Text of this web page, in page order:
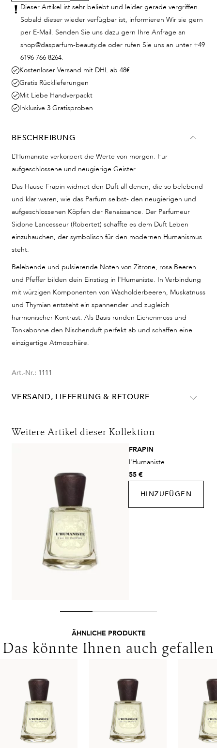
Dieser Artikel ist sehr beliebt und leider gerade vergriffen.
Sobald dieser wieder verfügbar ist, informieren Wir sie gern
per E-Mail. Senden Sie uns dazu gern Ihre Anfrage an
shop@dasparfum-beauty.de oder rufen Sie uns an unter +49
6196 766 8264.
Kostenloser Versand mit DHL ab 48€
Gratis Rücklieferungen
Mit Liebe Handverpackt
Inklusive 3 Gratisproben
BESCHREIBUNG
L’Humaniste verkörpert die Werte von morgen. Für
aufgeschlossene und neugierige Geister.
Das Hause Frapin widmet den Duft all denen, die so belebend
und klar waren, wie das Parfum selbst- den neugierigen und
aufgeschlossenen Köpfen der Renaissance. Der Parfumeur
Sidone Lancesseur (Robertet) schaffte es dem Duft Leben
einzuhauchen, der symbolisch für den modernen Humanismus
steht.
Belebende und pulsierende Noten von Zitrone, rosa Beeren
und Pfeffer bilden dein Einstieg in l'Humaniste. In Verbindung
mit würzigen Komponenten von Wacholderbeeren, Muskatnuss
und Thymian entsteht ein spannender und zugleich
harmonischer Kontrast. Als Basis runden Eichenmoss und
Tonkabohne den Nischenduft perfekt ab und schaffen eine
einzigartige Atmosphäre.
Art.-Nr.: 1111
VERSAND, LIEFERUNG & RETOURE
DHL
1-2 Werktage
Kostenlos ab 250€ Warenwert
Lieferungen in die Schweiz erfolgen ohne MwSt. - beachten
Sie bitte die abweichenden Bedingungen. Für den Versand ins
Ausland gelten andere Versandkosten.
Weitere Artikel dieser Kollektion
FRAPIN
l'Humaniste
55 €
HINZUFÜGEN
ÄHNLICHE PRODUKTE
Das könnte Ihnen auch gefallen